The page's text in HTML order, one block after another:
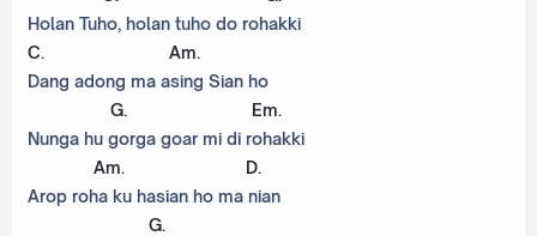
Holan Tuho, holan tuho do rohakki
C. Am.
Dang adong ma asing Sian ho
G. Em.
Nunga hu gorga goar mi di rohakki
Am. D.
Arop roha ku hasian ho ma nian
G.